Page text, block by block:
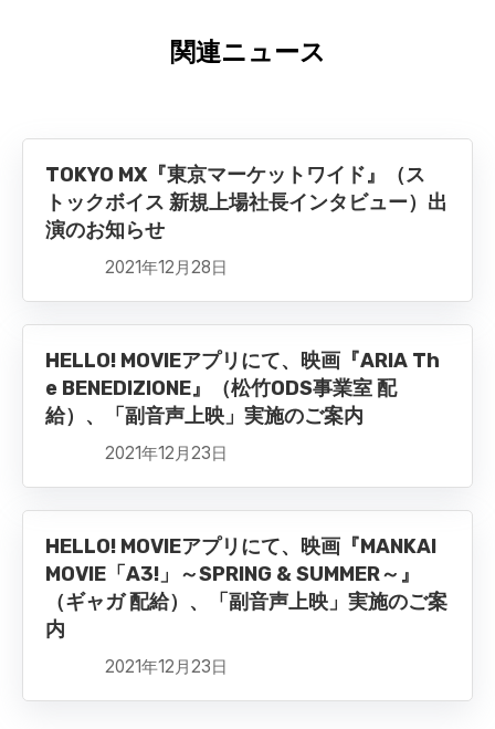
関連ニュース
TOKYO MX『東京マーケットワイド』（ス
トックボイス 新規上場社長インタビュー）出
演のお知らせ
2021年12月28日
HELLO! MOVIEアプリにて、映画『ARIA Th
e BENEDIZIONE』（松竹ODS事業室 配
給）、「副音声上映」実施のご案内
2021年12月23日
HELLO! MOVIEアプリにて、映画『MANKAI
MOVIE「A3!」～SPRING & SUMMER～』
（ギャガ 配給）、「副音声上映」実施のご案
内
2021年12月23日